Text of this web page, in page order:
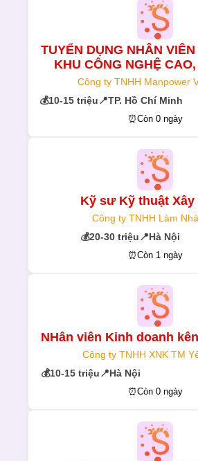
TUYỂN DỤNG NHÂN
KHU CÔNG NGHỆ
Công ty TNHH Manpower
💰10-15 triệu📍TP. Hồ Chí Minh
⏰Còn 0 ngày
Kỹ sư Kỹ thuật
Công ty TNHH Làm
💰20-30 triệu📍Hà Nội
⏰Còn 1 ngày
NHân viên Kinh doanh
Công ty TNHH XNK TM
💰10-15 triệu📍Hà Nội
⏰Còn 0 ngày